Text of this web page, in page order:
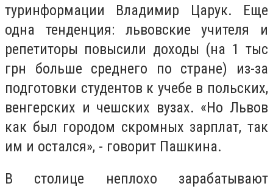
туринформации Владимир Царук. Еще
одна тенденция: львовские учителя и
репетиторы повысили доходы (на 1 тыс
грн больше среднего по стране) из-за
подготовки студентов к учебе в польских,
венгерских и чешских вузах. «Но Львов
как был городом скромных зарплат, так
им и остался», - говорит Пашкина.
В столице неплохо зарабатывают